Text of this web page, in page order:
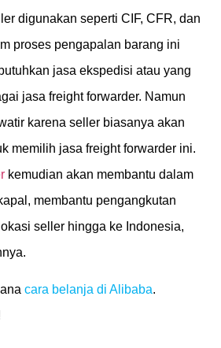
digunakan seperti CIF, CFR, dan
proses pengapalan barang ini
jasa ekspedisi atau yang
jasa freight forwarder. Namun
karena seller biasanya akan
memilih jasa freight forwarder ini.
kemudian akan membantu dalam
membantu pengangkutan
seller hingga ke Indonesia,
cara belanja di Alibaba.